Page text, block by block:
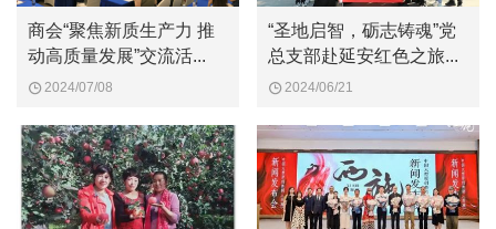
商会“聚焦新质生产力 推
动高质量发展”交流活...
2024/07/08
“圣地启智，砺志铸魂”党
总支部赴延安红色之旅...
2024/06/21